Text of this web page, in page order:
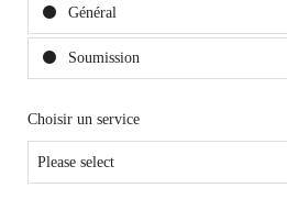
Général
Soumission
Choisir un service